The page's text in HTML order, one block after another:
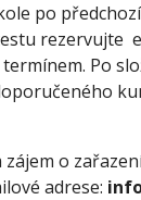
po
rezervujte
Po
o
adrese: